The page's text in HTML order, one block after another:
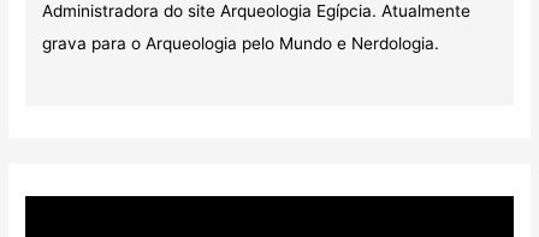
Administradora do site Arqueologia Egípcia. Atualmente
grava para o Arqueologia pelo Mundo e Nerdologia.